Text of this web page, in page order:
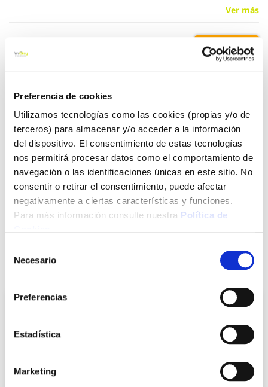
Preferencia de cookies
Utilizamos tecnologías como las cookies (propias y/o de
terceros) para almacenar y/o acceder a la información
del dispositivo. El consentimiento de estas tecnologías
nos permitirá procesar datos como el comportamiento de
navegación o las identificaciones únicas en este sitio. No
consentir o retirar el consentimiento, puede afectar
negativamente a ciertas características y funciones.
Para más información consulte nuestra Política de
Necesario
Preferencias
Estadística
Marketing
Ver más
5,95 €
Click&Collect - Recogida gratis
en nuestras tiendas
Envío a domicilio:
5 días hábiles
+ INFO